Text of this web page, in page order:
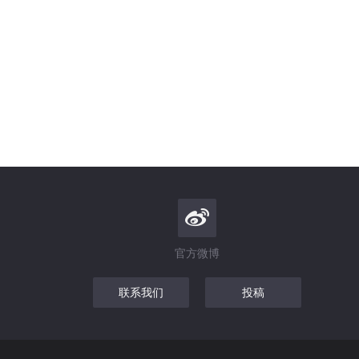
官方微博
联系我们 投稿